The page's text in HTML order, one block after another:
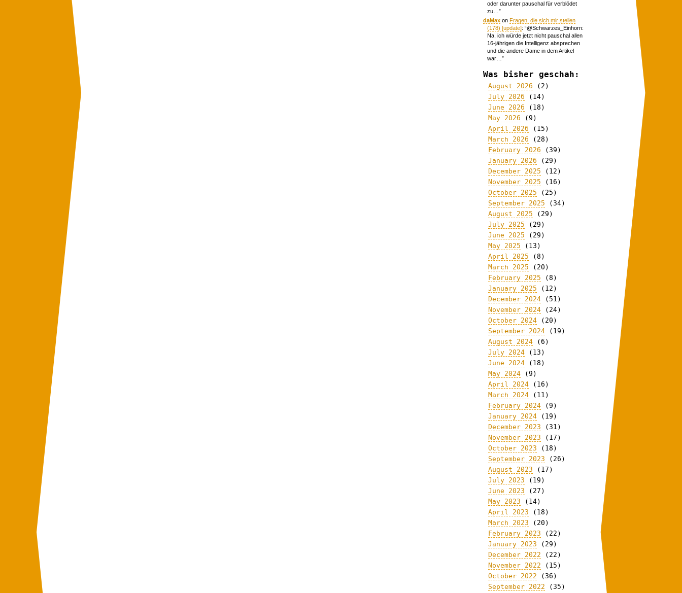
oder darunter pauschal für verblödet
zu… ”
daMax onFragen, die sich mir stellen
(178) [update]: “@Schwarzes_Einhorn:
Na, ich würde jetzt nicht pauschal allen
16-jährigen die Intelligenz absprechen
und die andere Dame in dem Artikel
war… ”
Was bisher geschah:
August 2026 (2)
July 2026 (14)
June 2026 (18)
May 2026 (9)
April 2026 (15)
March 2026 (28)
February 2026 (39)
January 2026 (29)
December 2025 (12)
November 2025 (16)
October 2025 (25)
September 2025 (34)
August 2025 (29)
July 2025 (29)
June 2025 (29)
May 2025 (13)
April 2025 (8)
March 2025 (20)
February 2025 (8)
January 2025 (12)
December 2024 (51)
November 2024 (24)
October 2024 (20)
September 2024 (19)
August 2024 (6)
July 2024 (13)
June 2024 (18)
May 2024 (9)
April 2024 (16)
March 2024 (11)
February 2024 (9)
January 2024 (19)
December 2023 (31)
November 2023 (17)
October 2023 (18)
September 2023 (26)
August 2023 (17)
July 2023 (19)
June 2023 (27)
May 2023 (14)
April 2023 (18)
March 2023 (20)
February 2023 (22)
January 2023 (29)
December 2022 (22)
November 2022 (15)
October 2022 (36)
September 2022 (35)